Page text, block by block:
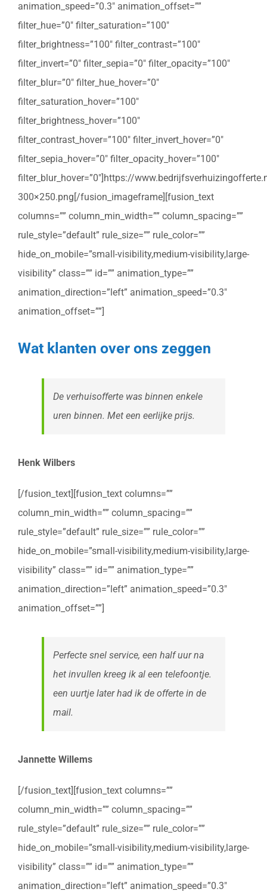
animation_speed=”0.3″ animation_offset=””
filter_hue=”0″ filter_saturation=”100″
filter_brightness=”100″ filter_contrast=”100″
filter_invert=”0″ filter_sepia=”0″ filter_opacity=”100″
filter_blur=”0″ filter_hue_hover=”0″
filter_saturation_hover=”100″
filter_brightness_hover=”100″
filter_contrast_hover=”100″ filter_invert_hover=”0″
filter_sepia_hover=”0″ filter_opacity_hover=”100″
filter_blur_hover=”0″]https://
300×250.png[/fusion_imageframe][fusion_text
columns=”” column_min_width=”” column_spacing=””
rule_style=”default” rule_size=”” rule_color=””
hide_on_mobile=”small-visibility,medium-visibility,large-
visibility” class=”” id=”” animation_type=””
animation_direction=”left” animation_speed=”0.3″
animation_offset=””]
Wat klanten over ons zeggen
De verhuisofferte was binnen enkele
uren binnen. Met een eerlijke prijs.
Henk Wilbers
[/fusion_text][fusion_text columns=””
column_min_width=”” column_spacing=””
rule_style=”default” rule_size=”” rule_color=””
hide_on_mobile=”small-visibility,medium-visibility,large-
visibility” class=”” id=”” animation_type=””
animation_direction=”left” animation_speed=”0.3″
animation_offset=””]
Perfecte snel service, een half uur na
het invullen kreeg ik al een telefoontje.
een uurtje later had ik de offerte in de
mail.
Jannette Willems
[/fusion_text][fusion_text columns=””
column_min_width=”” column_spacing=””
rule_style=”default” rule_size=”” rule_color=””
hide_on_mobile=”small-visibility,medium-visibility,large-
visibility” class=”” id=”” animation_type=””
animation_direction=”left” animation_speed=”0.3″